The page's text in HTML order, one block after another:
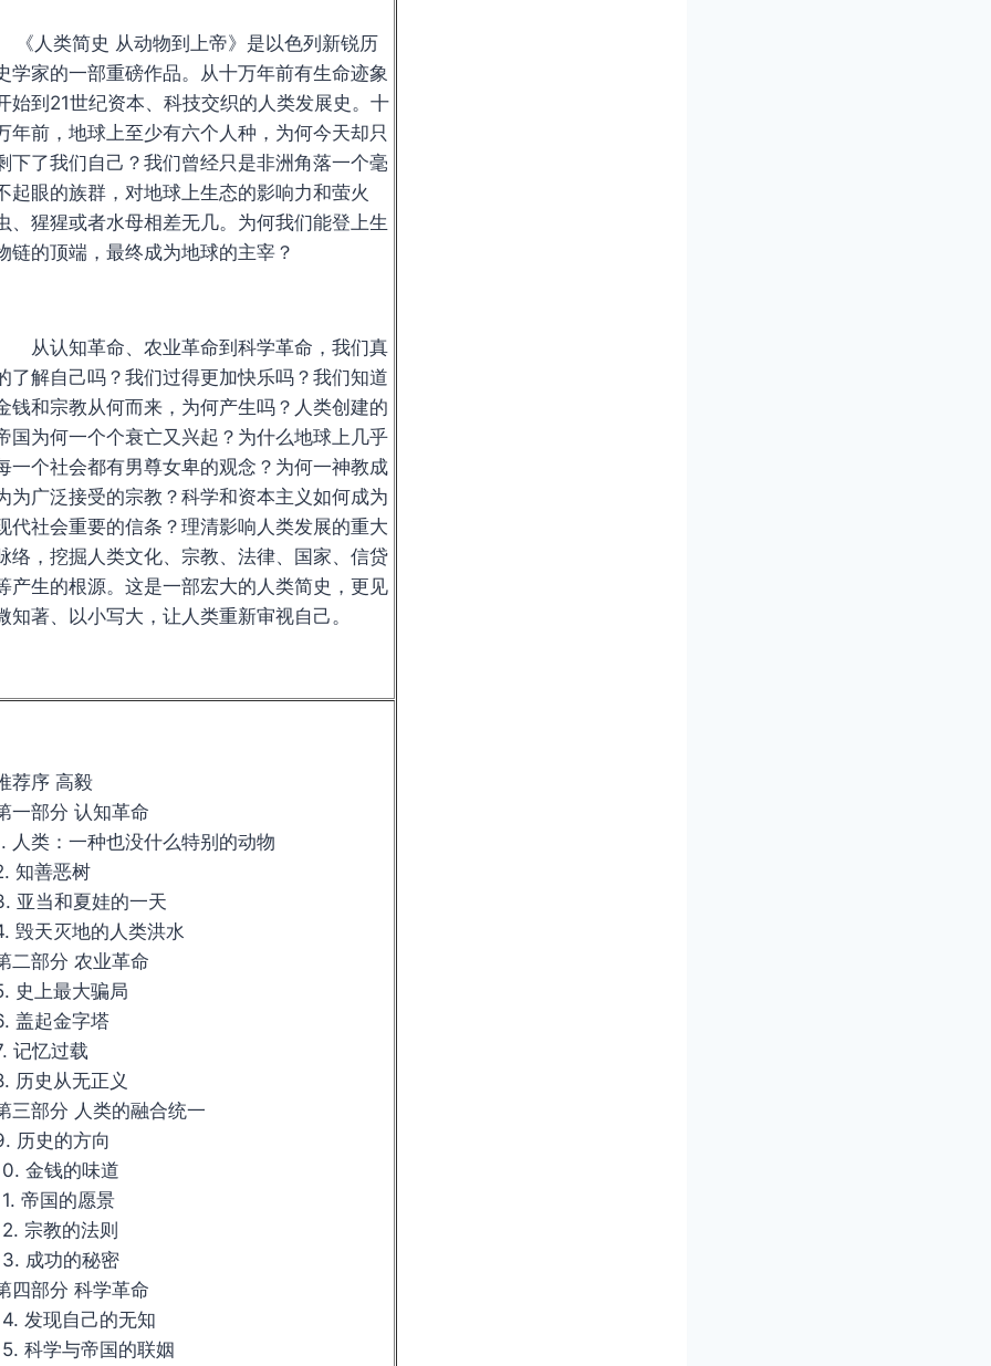
人类简史 从动物到上帝》是以色列新锐历
学家的一部重磅作品。从十万年前有生命迹象
始到21世纪资本、科技交织的人类发展史。十
年前，地球上至少有六个人种，为何今天却只
下了我们自己？我们曾经只是非洲角落一个毫
起眼的族群，对地球上生态的影响力和萤火
、猩猩或者水母相差无几。为何我们能登上生
链的顶端，最终成为地球的主宰？
认知革命、农业革命到科学革命，我们真
了解自己吗？我们过得更加快乐吗？我们知道
钱和宗教从何而来，为何产生吗？人类创建的
国为何一个个衰亡又兴起？为什么地球上几乎
一个社会都有男尊女卑的观念？为何一神教成
为广泛接受的宗教？科学和资本主义如何成为
代社会重要的信条？理清影响人类发展的重大
络，挖掘人类文化、宗教、法律、国家、信贷
产生的根源。这是一部宏大的人类简史，更见
知著、以小写大，让人类重新审视自己。
荐序 高毅
一部分 认知革命
人类：一种也没什么特别的动物
知善恶树
亚当和夏娃的一天
毁天灭地的人类洪水
二部分 农业革命
史上最大骗局
盖起金字塔
记忆过载
历史从无正义
三部分 人类的融合统一
历史的方向
金钱的味道
帝国的愿景
宗教的法则
成功的秘密
四部分 科学革命
发现自己的无知
科学与帝国的联姻